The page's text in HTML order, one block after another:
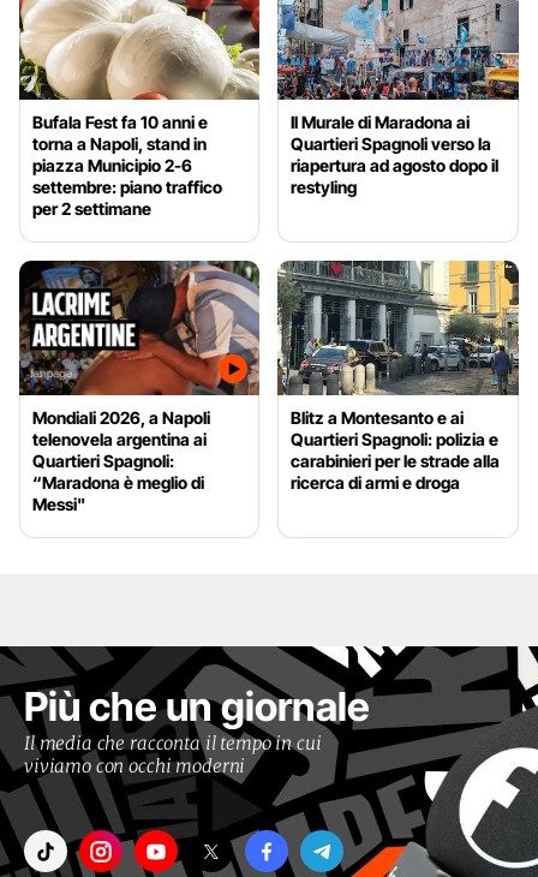
Bufala Fest fa 10 anni e
torna a Napoli, stand in
piazza Municipio 2-6
settembre: piano traffico
per 2 settimane
Il Murale di Maradona ai
Quartieri Spagnoli verso la
riapertura ad agosto dopo il
restyling
Mondiali 2026, a Napoli
telenovela argentina ai
Quartieri Spagnoli:
“Maradona è meglio di
Messi"
Blitz a Montesanto e ai
Quartieri Spagnoli: polizia e
carabinieri per le strade alla
ricerca di armi e droga
Più che un giornale
Il media che racconta il tempo in cui
viviamo con occhi moderni